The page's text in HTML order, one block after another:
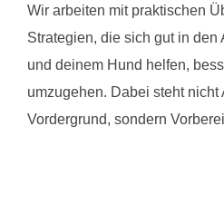
Wir arbeiten mit praktischen
Strategien, die sich gut in den
und deinem Hund helfen,
umzugehen. Dabei steht nicht
Vordergrund, sondern